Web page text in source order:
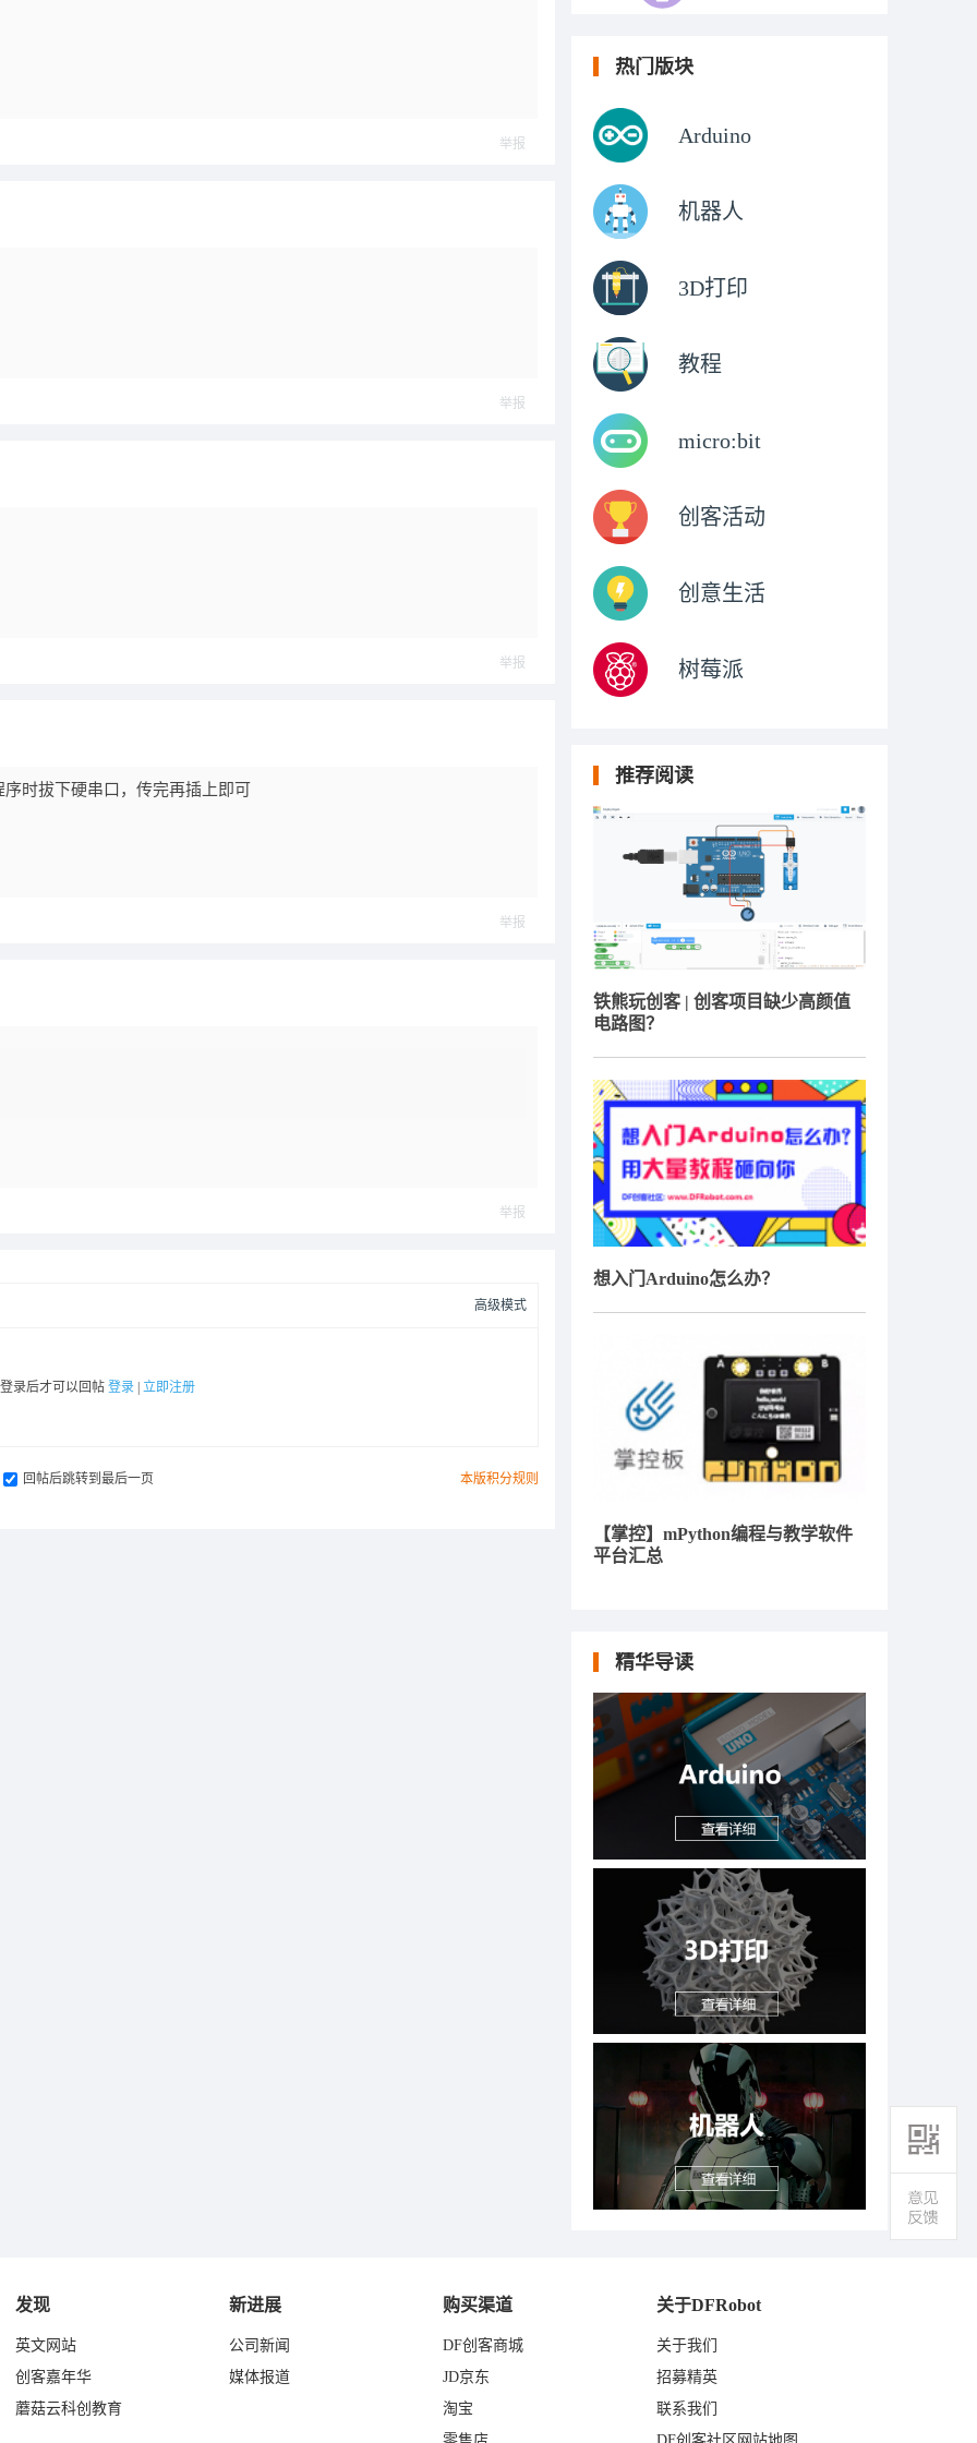
举报
举报
举报
时拔下硬串口，传完再插上即可
举报
举报
高级模式
录后才可以回帖 登录 立即注册
本版积分规则
回帖后跳转到最后一页
热门版块
Arduino
机器人
3D打印
教程
micro:bit
创客活动
创意生活
树莓派
推荐阅读
铁熊玩创客 | 创客项目缺少高颜值
电路图？
想入门Arduino怎么办？
【掌控】mPython编程与教学软件
平台汇总
精华导读
发现
英文网站
创客嘉年华
蘑菇云科创教育
新进展
公司新闻
媒体报道
购买渠道
DF创客商城
JD京东
淘宝
关于DFRobot
关于我们
招募精英
联系我们